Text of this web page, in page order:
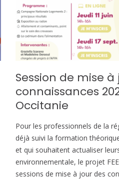
Session de mise
connaissances
Occitanie
Pour les professionnels de la
déjà suivi la formation
et qui souhaitent actualiser
environnementale, le projet
sessions de mise à jour des